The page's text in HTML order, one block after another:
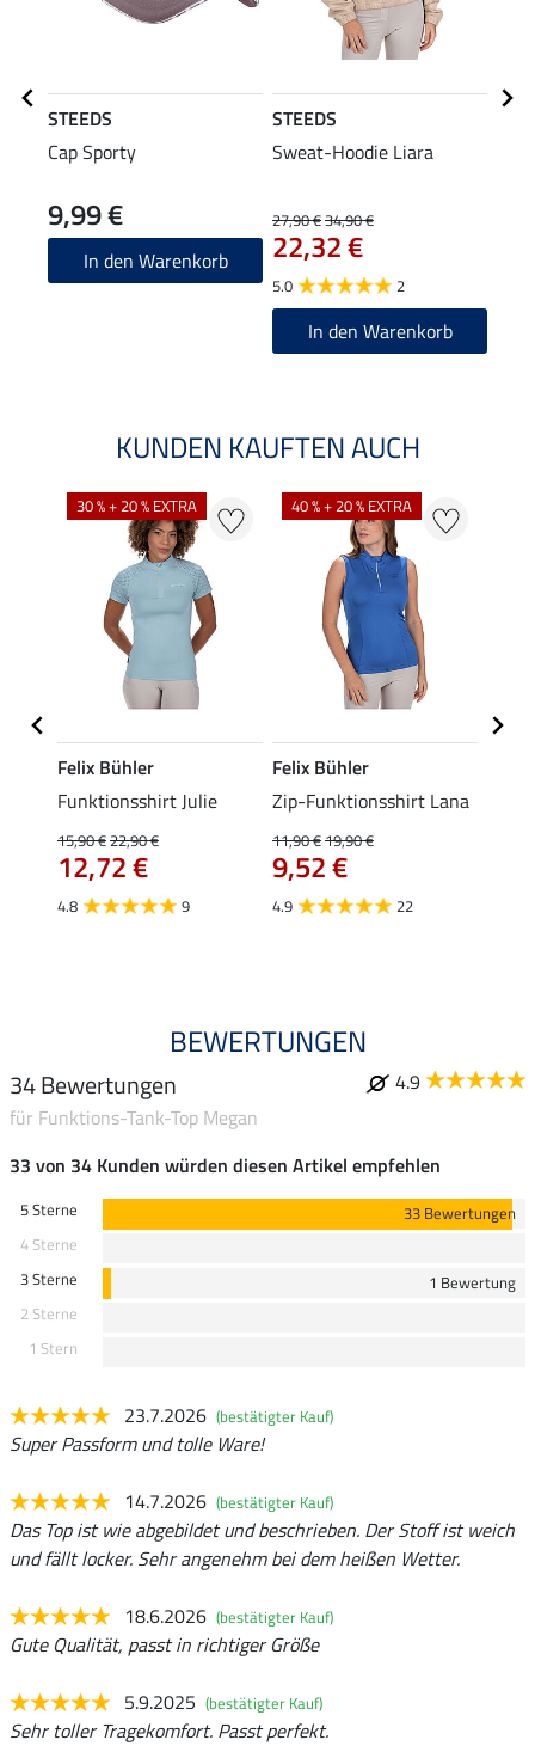
STEEDS
Cap Sporty
9,99 €
In den Warenkorb
STEEDS
Sweat-Hoodie Liara
27,90 €34,90 €
22,32 €
5.0 2
In den Warenkorb
KUNDEN KAUFTEN AUCH
30 % + 20 % EXTRA
Felix Bühler
Funktionsshirt Julie
15,90 €22,90 €
12,72 €
4.8 9
40 % + 20 % EXTRA
Felix Bühler
Zip-Funktionsshirt Lana
11,90 €19,90 €
9,52 €
4.9 22
BEWERTUNGEN
34 Bewertungen
4.9
für Funktions-Tank-Top Megan
33 von 34 Kunden würden diesen Artikel empfehlen
5 Sterne
33 Bewertungen
4 Sterne
3 Sterne
1 Bewertung
2 Sterne
1 Stern
23.7.2026 (bestätigter Kauf)
Super Passform und tolle Ware!
14.7.2026 (bestätigter Kauf)
Das Top ist wie abgebildet und beschrieben. Der Stoff ist weich
und fällt locker. Sehr angenehm bei dem heißen Wetter.
18.6.2026 (bestätigter Kauf)
Gute Qualität, passt in richtiger Größe
5.9.2025 (bestätigter Kauf)
Sehr toller Tragekomfort. Passt perfekt.